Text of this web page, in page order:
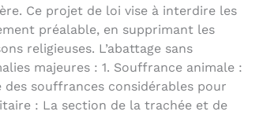
Ce projet de loi vise à interdire les
préalable, en supprimant les
religieuses. L’abattage sans
majeures : 1. Souffrance animale :
des souffrances considérables pour
: La section de la trachée et de